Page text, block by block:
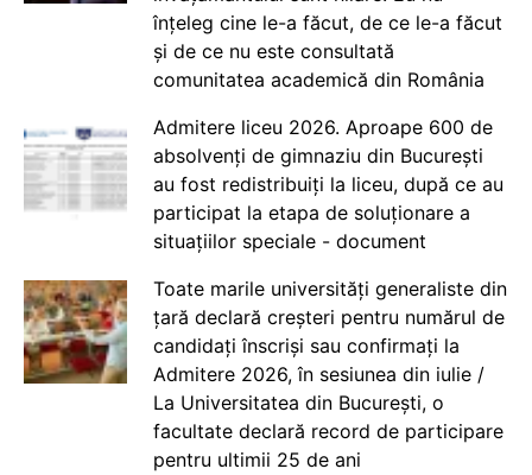
înțeleg cine le-a făcut, de ce le-a făcut
și de ce nu este consultată
comunitatea academică din România
Admitere liceu 2026. Aproape 600 de
absolvenți de gimnaziu din București
au fost redistribuiți la liceu, după ce au
participat la etapa de soluționare a
situațiilor speciale - document
Toate marile universități generaliste din
țară declară creșteri pentru numărul de
candidați înscriși sau confirmați la
Admitere 2026, în sesiunea din iulie /
La Universitatea din București, o
facultate declară record de participare
pentru ultimii 25 de ani